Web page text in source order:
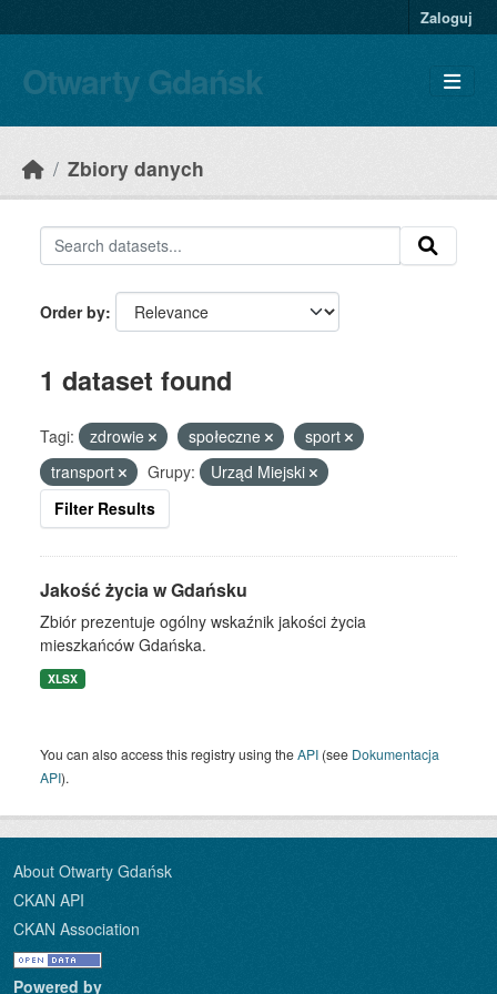
Zaloguj
Otwarty Gdańsk
Zbiory danych
Order by
1 dataset found
Tagi: zdrowie społeczne
sport
transport
Grupy:
Urząd Miejski
Filter Results
Jakość życia w Gdańsku
Zbiór prezentuje ogólny wskaźnik jakości życia
mieszkańców Gdańska.
XLSX
You can also access this registry using theAPI (see Dokumentacja
API).
About Otwarty Gdańsk
CKAN API
CKAN Association
Powered by